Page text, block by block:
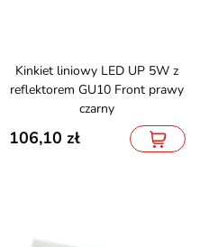
Kinkiet liniowy LED UP 5W z
reflektorem GU10 Front prawy
czarny
106,10